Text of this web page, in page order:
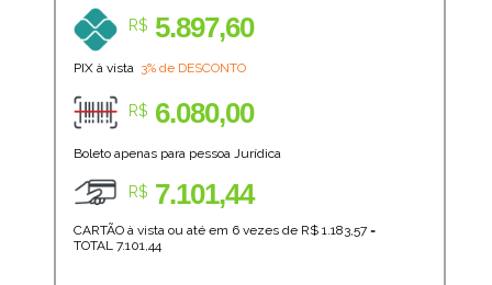
R$ 5.897,60
PIX à vista 3% de DESCONTO
R$ 6.080,00
Boleto apenas para pessoa Jurídica
R$ 7.101,44
CARTÃO à vista ou até em 6 vezes de R$ 1.183,57=
TOTAL 7.101,44